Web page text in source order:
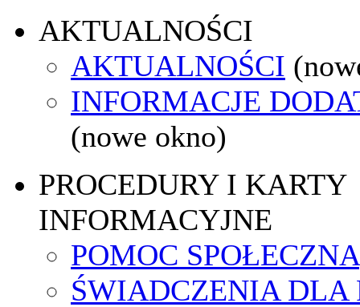
AKTUALNOŚCI
AKTUALNOŚCI
INFORMACJE
(nowe okno)
PROCEDURY I KARTY
INFORMACYJNE
POMOC SPOŁECZNA
ŚWIADCZENIA DLA